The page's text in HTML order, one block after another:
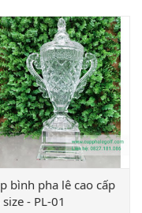
bình pha lê cao cấp
- PL-01